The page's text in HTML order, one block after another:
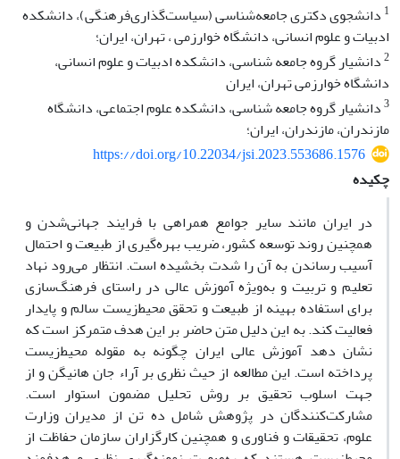
1 دانشجوی دکتری جامعه‌شناسی (سیاست‌گذاری‌فرهنگی)، دانشکده
ادبیات و علوم انسانی، دانشگاه خوارزمی ، تهران، ایران؛
2دانشیار گروه جامعه شناسی، دانشکده ادبیات و علوم انسانی،
دانشگاه خوارزمی تهران، ایران
3دانشیار گروه جامعه شناسی، دانشکده علوم اجتماعی، دانشگاه
مازندران، مازندران، ایران؛
https://doi.org/10.22034/jsi.2023.553686.1576
چکیده
در ایران مانند سایر جوامع همراهی با فرایند جهانی‌شدن و
همچنین روند توسعه کشور، ضریب بهره‌گیری از طبیعت و احتمال
آسیب رساندن به آن را شدت بخشیده است. انتظار می‌رود نهاد
تعلیم و تربیت و به‌ویژه آموزش عالی در راستای فرهنگ‌سازی
برای استفاده بهینه از طبیعت و تحقق محیط‌زیست سالم و پایدار
فعالیت کند. به این دلیل متن حاضر بر این هدف متمرکز است که
نشان دهد آموزش عالی ایران چگونه به مقوله محیط‌زیست
پرداخته است. این مطالعه از حیث نظری بر آراء جان هانیگن و از
جهت اسلوب تحقیق بر روش تحلیل مضمون استوار است.
مشارکت‌کنندگان در پژوهش شامل ده تن از مدیران وزارت
علوم، تحقیقات و فناوری و همچنین کارگزاران سازمان حفاظت از